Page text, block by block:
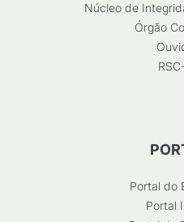
Núcleo de
Órgão
Portal do
Portal